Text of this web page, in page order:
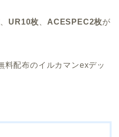
UR10枚 ACESPEC2枚が
料配布のイルカマンexデッ